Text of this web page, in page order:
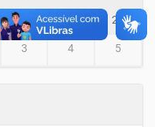
27 28 29
3 4 5